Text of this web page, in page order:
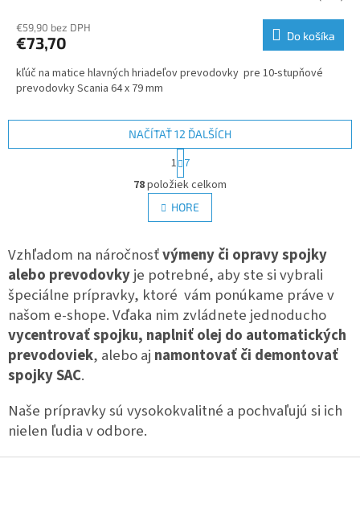
€59,90 bez DPH
€73,70 Do košíka
kľúč na matice hlavných hriadeľov prevodovky pre 10-stupňové
prevodovky Scania 64 x 79 mm
O
v
l
á
a
c
i
e
p
r
v
k
ý
p
NAČÍTAŤ 12 ĎALŠÍCH
t
r
á
n
k
v
a
n
1 7
78položiek celkom
HORE
Vzhľadom na náročnosťvýmeny či opravy spojky
alebo prevodovkyje potrebné, aby ste si vybrali
špeciálne prípravky, ktoré vám ponúkame práve v
našom e-shope. Vďaka nim zvládnete jednoducho
vycentrovať spojku, naplniť olej do automatických
prevodoviek, alebo aj namontovať či demontovať
spojky SAC.
Naše prípravky sú vysokokvalitné a pochvaľujú si ich
nielen ľudia v odbore.